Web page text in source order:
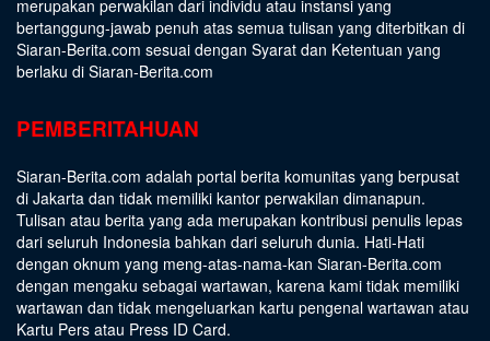
merupakan perwakilan dari individu atau instansi yang
bertanggung-jawab penuh atas semua tulisan yang diterbitkan di
Siaran-Berita.com sesuai dengan Syarat dan Ketentuan yang
berlaku di Siaran-Berita.com
PEMBERITAHUAN
Siaran-Berita.com adalah portal berita komunitas yang berpusat
di Jakarta dan tidak memiliki kantor perwakilan dimanapun.
Tulisan atau berita yang ada merupakan kontribusi penulis lepas
dari seluruh Indonesia bahkan dari seluruh dunia. Hati-Hati
dengan oknum yang meng-atas-nama-kan Siaran-Berita.com
dengan mengaku sebagai wartawan, karena kami tidak memiliki
wartawan dan tidak mengeluarkan kartu pengenal wartawan atau
Kartu Pers atau Press ID Card.